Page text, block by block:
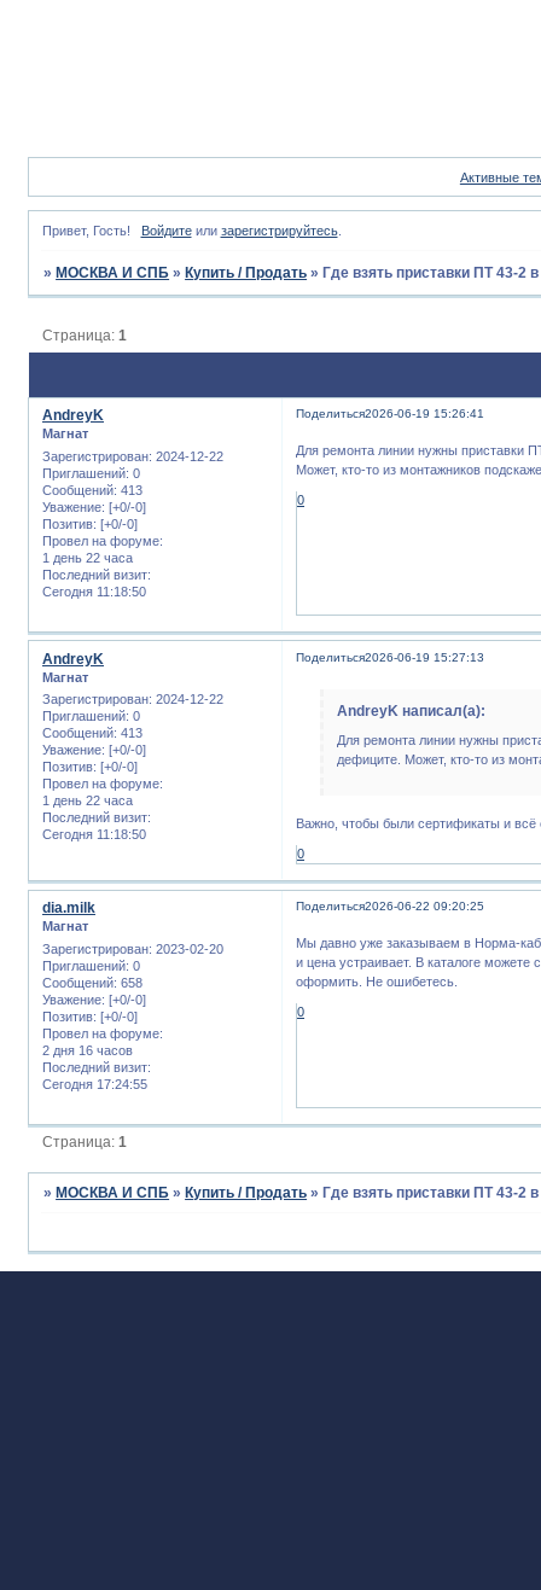
Активные
Привет, Гость! Войдитеили зарегистрируйтесь.
» МОСКВА И СПБ » Купить / Продать » Где взять приставки ПТ 43-2
Страница:1
Поделиться2026-06-19 15:26:41
AndreyK
Магнат
Зарегистрирован: 2024-12-22
Приглашений: 0
Сообщений: 413
Уважение: [+0/-0]
Позитив: [+0/-0]
Провел на форуме:
1 день 22 часа
Последний визит:
Сегодня 11:18:50
Для ремонта линии нужны приставки
Может, кто-то из монтажников
0
Поделиться2026-06-19 15:27:13
AndreyK
Магнат
Зарегистрирован: 2024-12-22
Приглашений: 0
Сообщений: 413
Уважение: [+0/-0]
Позитив: [+0/-0]
Провел на форуме:
1 день 22 часа
Последний визит:
Сегодня 11:18:50
AndreyK написал(а):
Для ремонта линии нужны
дефиците. Может, кто-то из
Важно, чтобы были сертификаты и всё
0
Поделиться2026-06-22 09:20:25
dia.milk
Магнат
Зарегистрирован: 2023-02-20
Приглашений: 0
Сообщений: 658
Уважение: [+0/-0]
Позитив: [+0/-0]
Провел на форуме:
2 дня 16 часов
Последний визит:
Сегодня 17:24:55
Мы давно уже заказываем в Норма-
и цена устраивает. В каталоге можете
оформить. Не ошибетесь.
0
Страница:1
» МОСКВА И СПБ » Купить / Продать » Где взять приставки ПТ 43-2